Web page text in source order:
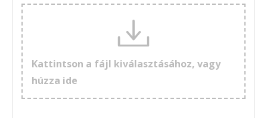
Kattintson a fájl kiválasztásához, vagy
húzza ide